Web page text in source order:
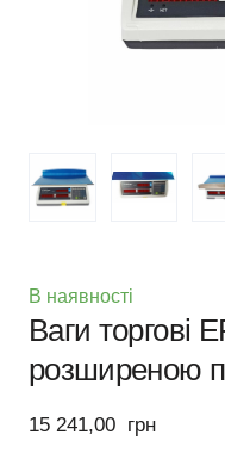
В наявності
Ваги торгові
розширеною
15 241,00  грн